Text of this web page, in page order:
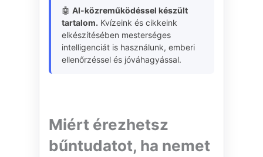
🤖 AI-közreműködéssel készült
tartalom. Kvízeink és cikkeink
elkészítésében mesterséges
intelligenciát is használunk, emberi
ellenőrzéssel és jóváhagyással.
Miért érezhetsz
bűntudatot, ha nemet